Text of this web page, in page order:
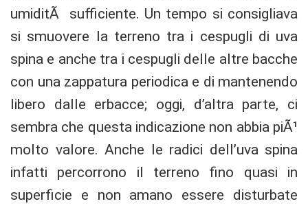
umiditÃ sufficiente. Un tempo si consigliava
si smuovere la terreno tra i cespugli di uva
spina e anche tra i cespugli delle altre bacche
con una zappatura periodica e di mantenendo
libero dalle erbacce; oggi, d’altra parte, ci
sembra che questa indicazione non abbia piÃ¹
molto valore. Anche le radici dell’uva spina
infatti percorrono il terreno fino quasi in
superficie e non amano essere disturbate